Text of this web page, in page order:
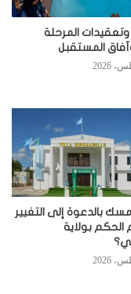
المرحلة
المستقبل
بالدعوة إلى التغيير
بولاية